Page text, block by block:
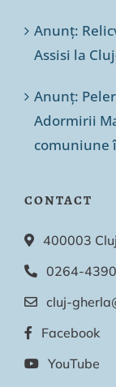
Anunț:
Assisi la
Anunț:
Adormirii
comuniune
CONTACT
400003
0264-
cluj-
Facebook
YouTube